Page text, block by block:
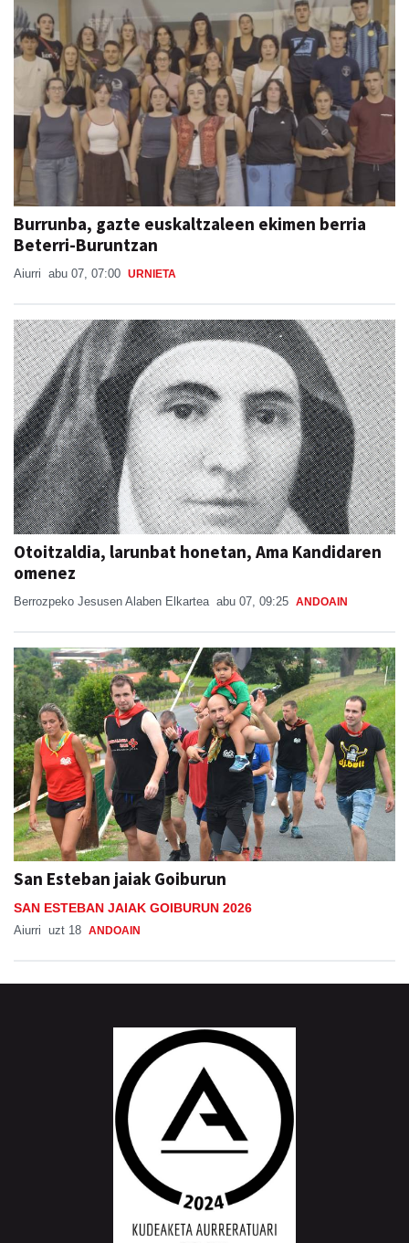
Burrunba, gazte euskaltzaleen ekimen berria
Beterri-Buruntzan
Aiurri abu 07, 07:00 URNIETA
Otoitzaldia, larunbat honetan, Ama Kandidaren
omenez
Berrozpeko Jesusen Alaben Elkartea abu 07, 09:25 ANDOAIN
San Esteban jaiak Goiburun
SAN ESTEBAN JAIAK GOIBURUN 2026
Aiurri uzt 18 ANDOAIN